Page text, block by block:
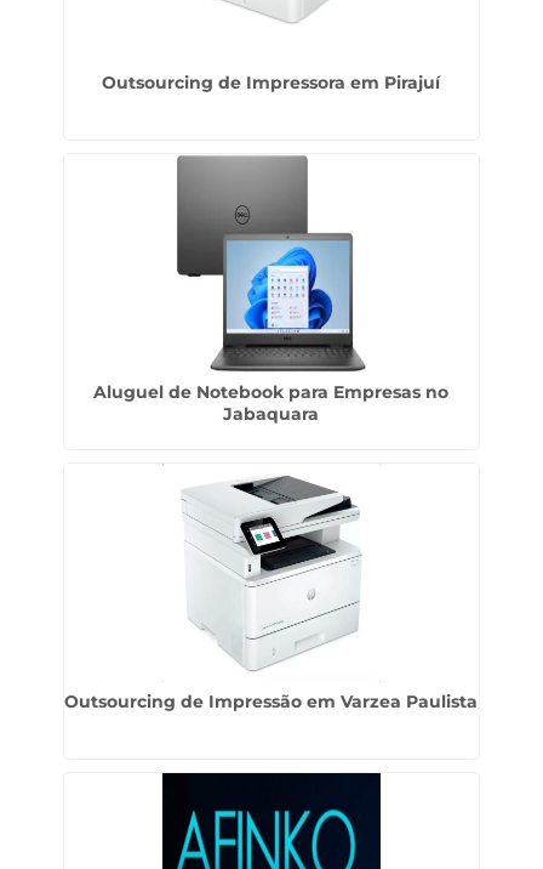
Outsourcing de Impressora em Pirajuí
Aluguel de Notebook para Empresas no
Jabaquara
Outsourcing de Impressão em Varzea Paulista